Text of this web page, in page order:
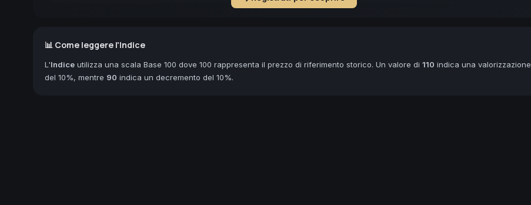
📊 Come leggere l'Indice
L'Indice utilizza una scala Base 100 dove 100 rappresenta il prezzo di riferimento storico. Un valore di 110 indica una valorizzazione
del 10%, mentre 90 indica un decremento del 10%.